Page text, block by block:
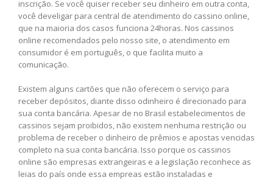
inscrição. Se você quiser receber seu dinheiro em outra conta,
você develigar para central de atendimento do cassino online,
que na maioria dos casos funciona 24horas. Nos cassinos
online recomendados pelo nosso site, o atendimento em
consumidor é em português, o que facilita muito a
comunicação.
Existem alguns cartões que não oferecem o serviço para
receber depósitos, diante disso odinheiro é direcionado para
sua conta bancária. Apesar de no Brasil estabelecimentos de
cassinos sejam proibidos, não existem nenhuma restrição ou
problema de receber o dinheiro de prêmios e apostas vencidas
completo na sua conta bancária. Isso porque os cassinos
online são empresas extrangeiras e a legislação reconhece as
leias do país onde essa empreas estão instaladas e